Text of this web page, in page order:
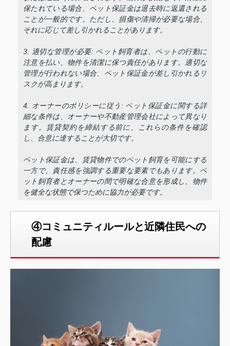
保たれている場合、ペット保証金は退去時に返還される
ことが一般的です。ただし、損傷や清掃が必要な場合、
それに応じて差し引かれることがあります。
3. 適切な管理が必要: ペット飼育者は、ペットの行動に
注意を払い、物件を清潔に保つ責任があります。適切な
管理が行われない場合、ペット保証金が差し引かれるリ
スクが高まります。
4. オーナーのポリシーに従う: ペット保証金に関する詳
細な条件は、オーナーや不動産管理会社によって異なり
ます。賃貸契約を締結する前に、これらの条件を確認
し、合意に達することが大切です。
ペット保証金は、賃貸物件でのペット飼育を可能にする
一方で、責任感を強調する重要な要素でもあります。ペ
ット飼育者とオーナーの間で明確な合意を形成し、物件
を健全な状態で保つために協力が必要です。
④コミュニティルールと近隣住民への
配慮